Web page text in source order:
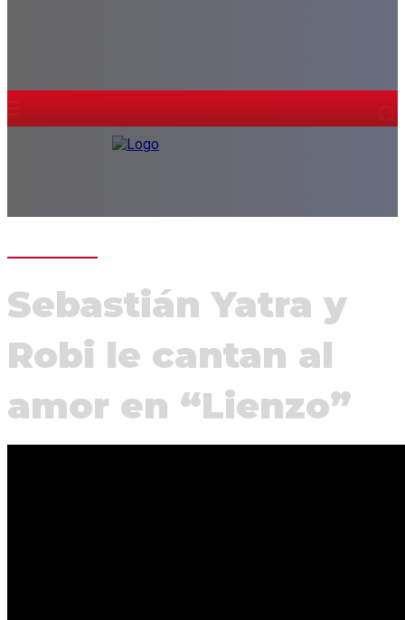
Sebastián Yatra y
Robi le cantan al
amor en “Lienzo”